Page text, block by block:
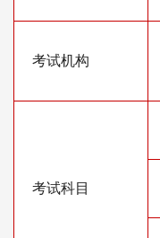
考试机构
考试科目